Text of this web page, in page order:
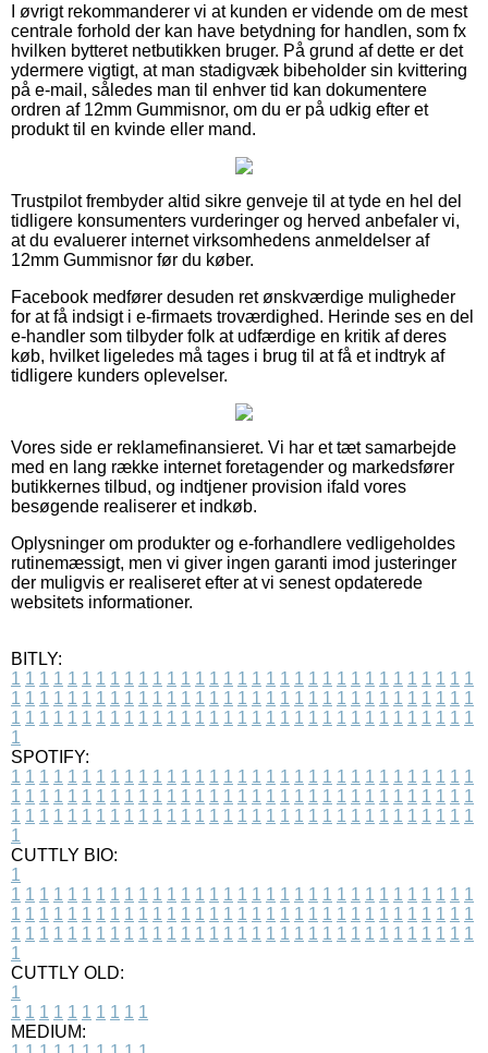
I øvrigt rekommanderer vi at kunden er vidende om de mest
centrale forhold der kan have betydning for handlen, som fx
hvilken bytteret netbutikken bruger. På grund af dette er det
ydermere vigtigt, at man stadigvæk bibeholder sin kvittering
på e-mail, således man til enhver tid kan dokumentere
ordren af 12mm Gummisnor, om du er på udkig efter et
produkt til en kvinde eller mand.
Trustpilot frembyder altid sikre genveje til at tyde en hel del
tidligere konsumenters vurderinger og herved anbefaler vi,
at du evaluerer internet virksomhedens anmeldelser af
12mm Gummisnor før du køber.
Facebook medfører desuden ret ønskværdige muligheder
for at få indsigt i e-firmaets troværdighed. Herinde ses en del
e-handler som tilbyder folk at udfærdige en kritik af deres
køb, hvilket ligeledes må tages i brug til at få et indtryk af
tidligere kunders oplevelser.
Vores side er reklamefinansieret. Vi har et tæt samarbejde
med en lang række internet foretagender og markedsfører
butikkernes tilbud, og indtjener provision ifald vores
besøgende realiserer et indkøb.
Oplysninger om produkter og e-forhandlere vedligeholdes
rutinemæssigt, men vi giver ingen garanti imod justeringer
der muligvis er realiseret efter at vi senest opdaterede
websitets informationer.
BITLY:
1 1 1 1 1 1 1 1 1 1 1 1 1 1 1 1 1 1 1 1 1 1 1 1 1 1 1 1 1 1 1 1 1
1 1 1 1 1 1 1 1 1 1 1 1 1 1 1 1 1 1 1 1 1 1 1 1 1 1 1 1 1 1 1 1 1
1 1 1 1 1 1 1 1 1 1 1 1 1 1 1 1 1 1 1 1 1 1 1 1 1 1 1 1 1 1 1 1 1
1
SPOTIFY:
1 1 1 1 1 1 1 1 1 1 1 1 1 1 1 1 1 1 1 1 1 1 1 1 1 1 1 1 1 1 1 1 1
1 1 1 1 1 1 1 1 1 1 1 1 1 1 1 1 1 1 1 1 1 1 1 1 1 1 1 1 1 1 1 1 1
1 1 1 1 1 1 1 1 1 1 1 1 1 1 1 1 1 1 1 1 1 1 1 1 1 1 1 1 1 1 1 1 1
1
CUTTLY BIO:
1
1 1 1 1 1 1 1 1 1 1 1 1 1 1 1 1 1 1 1 1 1 1 1 1 1 1 1 1 1 1 1 1 1
1 1 1 1 1 1 1 1 1 1 1 1 1 1 1 1 1 1 1 1 1 1 1 1 1 1 1 1 1 1 1 1 1
1 1 1 1 1 1 1 1 1 1 1 1 1 1 1 1 1 1 1 1 1 1 1 1 1 1 1 1 1 1 1 1 1
1
CUTTLY OLD:
1
1 1 1 1 1 1 1 1 1 1
MEDIUM: